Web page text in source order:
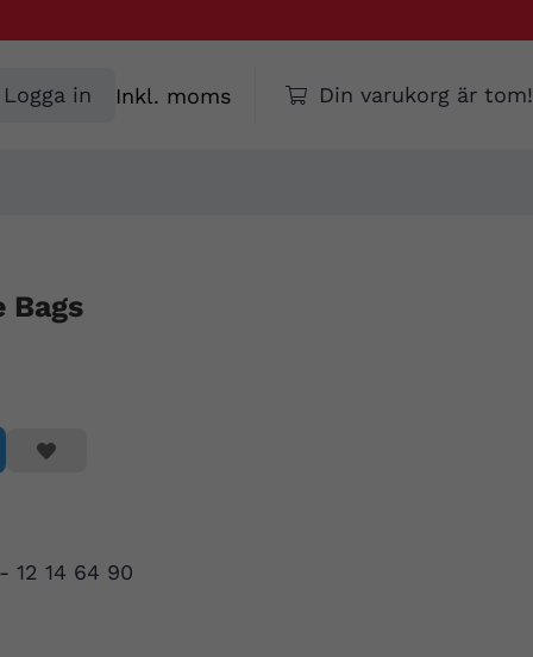
Logga in
Välj
Din varukorg är tom!
Bags
12 14 64 90